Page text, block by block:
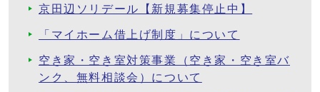
京田辺ソリデール【新規募集停止中】
「マイホーム借上げ制度」について
空き家・空き室対策事業（空き家・空き室バ
ンク、無料相談会）について